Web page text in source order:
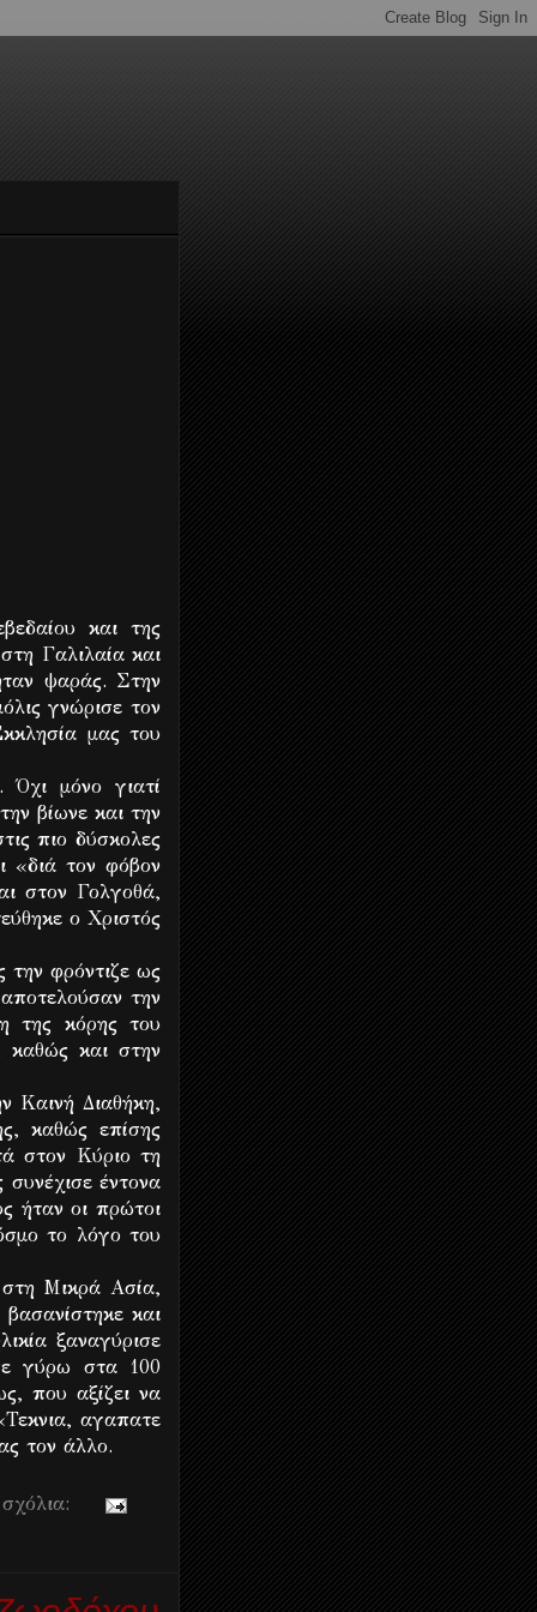
και της
Γαλιλαία και
ψαράς. Στην
γνώρισε τον
μας του
μόνο γιατί
βίωνε και την
πιο δύσκολες
«διά τον φόβον
στον Γολγοθά,
ο Χριστός
την φρόντιζε ως
την
της κόρης του
καθώς και στην
Καινή Διαθήκη,
καθώς επίσης
στον Κύριο τη
έντονα
ήταν οι πρώτοι
το λόγο του
Μικρά Ασία,
και
ξαναγύρισε
γύρω στα 100
που αξίζει να
αγαπατε
τον άλλο.